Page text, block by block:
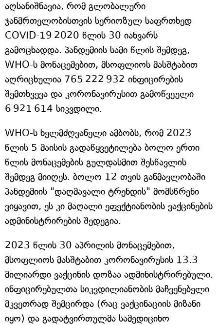
აღსანიშნავია, რომ გლობალური
ჯანმრთელობისთვის სერიოზულ საფრთხედ
COVID-19 2020 წლის 30 იანვარს
გამოცხადდა. პანდემიის სამი წლის შემდეგ,
WHO-ს მონაცემებით, მსოფლიოს მასშტაბით
აღრიცხულია 765 222 932 ინფიცირების
შემთხვევა და კორონავირუსით გამოწვეული
6 921 614 სიკვდილი.
WHO-ს ხელმძღვანელი ამბობს, რომ 2023
წლის 5 მაისის გადაწყვეტილება ბოლო ერთი
წლის მონაცემების გულდასმით შესწავლის
შემდეგ მიიღეს. ბოლო 12 თვის განმავლობაში
პანდემიის "დაღმავალი ტრენდის" მომსწრენი
ვიყავით, ეს კი მაღალი ეფექტიანობის ვაქცინების
ადმინისტრირების შედეგია.
2023 წლის 30 აპრილის მონაცემებით,
მსოფლიოს მასშტაბით კორონავირუსის 13.3
მილიარდი ვაქცინის დოზაა ადმინისტრირებული.
ინფიცირებულთა სიკვდილიანობის მაჩვენებელი
მკვეთრად შემცირდა (რაც ვაქცინაციის მიზანი
იყო) და გადატვირთულმა სამედიცინო